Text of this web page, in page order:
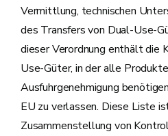
Vermittlung, technischen
des Transfers von Dual-Use-
dieser Verordnung enthält die
Use-Güter, in der alle
Ausfuhrgenehmigung
EU zu verlassen. Diese Liste
Zusammenstellung von